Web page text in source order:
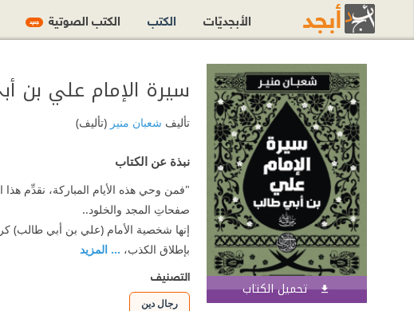
تحميل الكتاب اشترك الآن
سيرة الإمام علي بن
تأليف شعبان منير(تأليف)
نبذة عن الكتاب
"فمن وحي هذه الأيام المباركة، نقدِّم
صفحاتِ المجد والخلود..
إنها شخصية الأمام (علي بن أبي طالب)
بإطلاق الكذب، ... المزيد
التصنيف
رجال دين
الأبجديّات الكتب الكتب الصوتية جديد